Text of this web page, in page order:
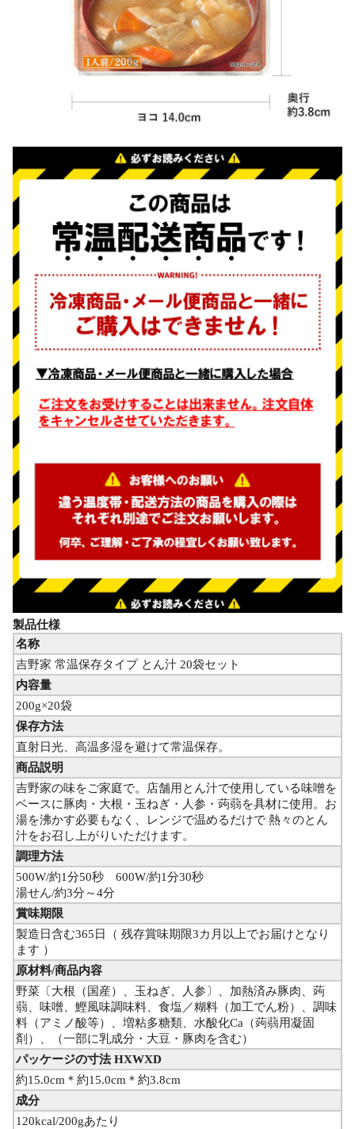
製品仕様
名称
吉野家 常温保存タイプ とん汁 20袋セット
内容量
200g×20袋
保存方法
直射日光、高温多湿を避けて常温保存。
商品説明
吉野家の味をご家庭で。店舗用とん汁で使用している味噌を
ベースに豚肉・大根・玉ねぎ・人参・蒟蒻を具材に使用。お
湯を沸かす必要もなく、レンジで温めるだけで 熱々のとん
汁をお召し上がりいただけます。
調理方法
500W/約1分50秒 600W/約1分30秒
湯せん/約3分～4分
賞味期限
製造日含む365日（ 残存賞味期限3カ月以上でお届けとなり
ます ）
原材料/商品内容
野菜〔大根（国産）、玉ねぎ、人参〕、加熱済み豚肉、蒟
蒻、味噌、鰹風味調味料、食塩／糊料（加工でん粉）、調味
料（アミノ酸等）、増粘多糖類、水酸化Ca（蒟蒻用凝固
剤）、（一部に乳成分・大豆・豚肉を含む）
パッケージの寸法 HXWXD
約15.0cm＊約15.0cm＊約3.8cm
成分
120kcal/200gあたり